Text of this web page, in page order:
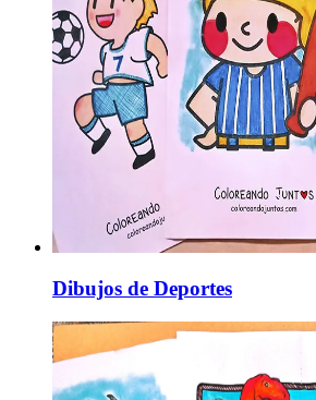
Dibujos de Deportes